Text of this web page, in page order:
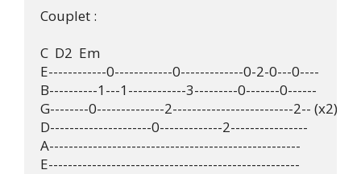
Couplet :
C  D2  Em
E------------0------------0-------------0-2-0---0----
B----------1---1------------3---------0-------0------
G--------0--------------2-------------------------2-- (x2)
D---------------------0-------------2----------------
A----------------------------------------------------
E----------------------------------------------------